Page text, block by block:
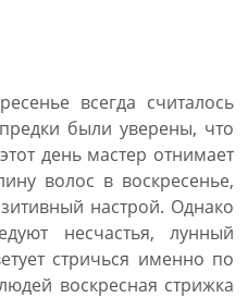
всегда считалось
были уверены, что
день мастер отнимает
волос в воскресенье,
настрой. Однако
несчастья, лунный
стричься именно по
воскресная стрижка